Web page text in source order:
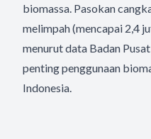
biomassa. Pasokan
melimpah (mencapai 2,4
menurut data Badan
penting penggunaan
Indonesia.